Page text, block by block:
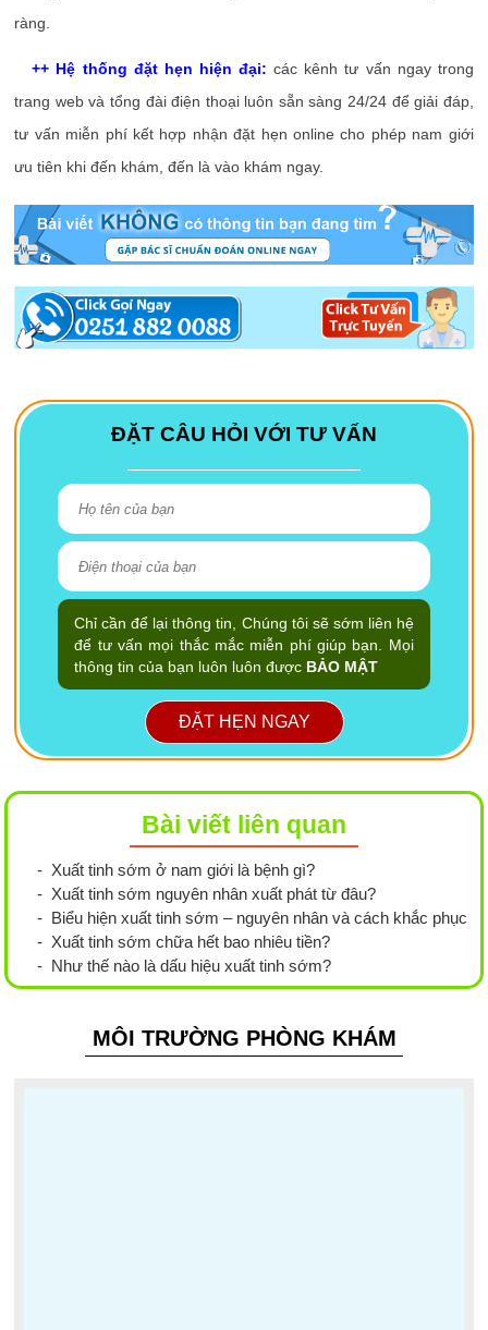
ràng.
++ Hệ thống đặt hẹn hiện đại: các kênh tư vấn ngay trong
trang web và tổng đài điện thoại luôn sẵn sàng 24/24 để giải đáp,
tư vấn miễn phí kết hợp nhận đặt hẹn online cho phép nam giới
ưu tiên khi đến khám, đến là vào khám ngay.
ĐẶT CÂU HỎI VỚI TƯ VẤN
Chỉ cần để lại thông tin, Chúng tôi sẽ sớm liên hệ
để tư vấn mọi thắc mắc miễn phí giúp bạn. Mọi
thông tin của bạn luôn luôn được BẢO MẬT
ĐẶT HẸN NGAY
Bài viết liên quan
- Xuất tinh sớm ở nam giới là bệnh gì?
- Xuất tinh sớm nguyên nhân xuất phát từ đâu?
- Biểu hiện xuất tinh sớm – nguyên nhân và cách khắc phục
- Xuất tinh sớm chữa hết bao nhiêu tiền?
- Như thế nào là dấu hiệu xuất tinh sớm?
MÔI TRƯỜNG PHÒNG KHÁM